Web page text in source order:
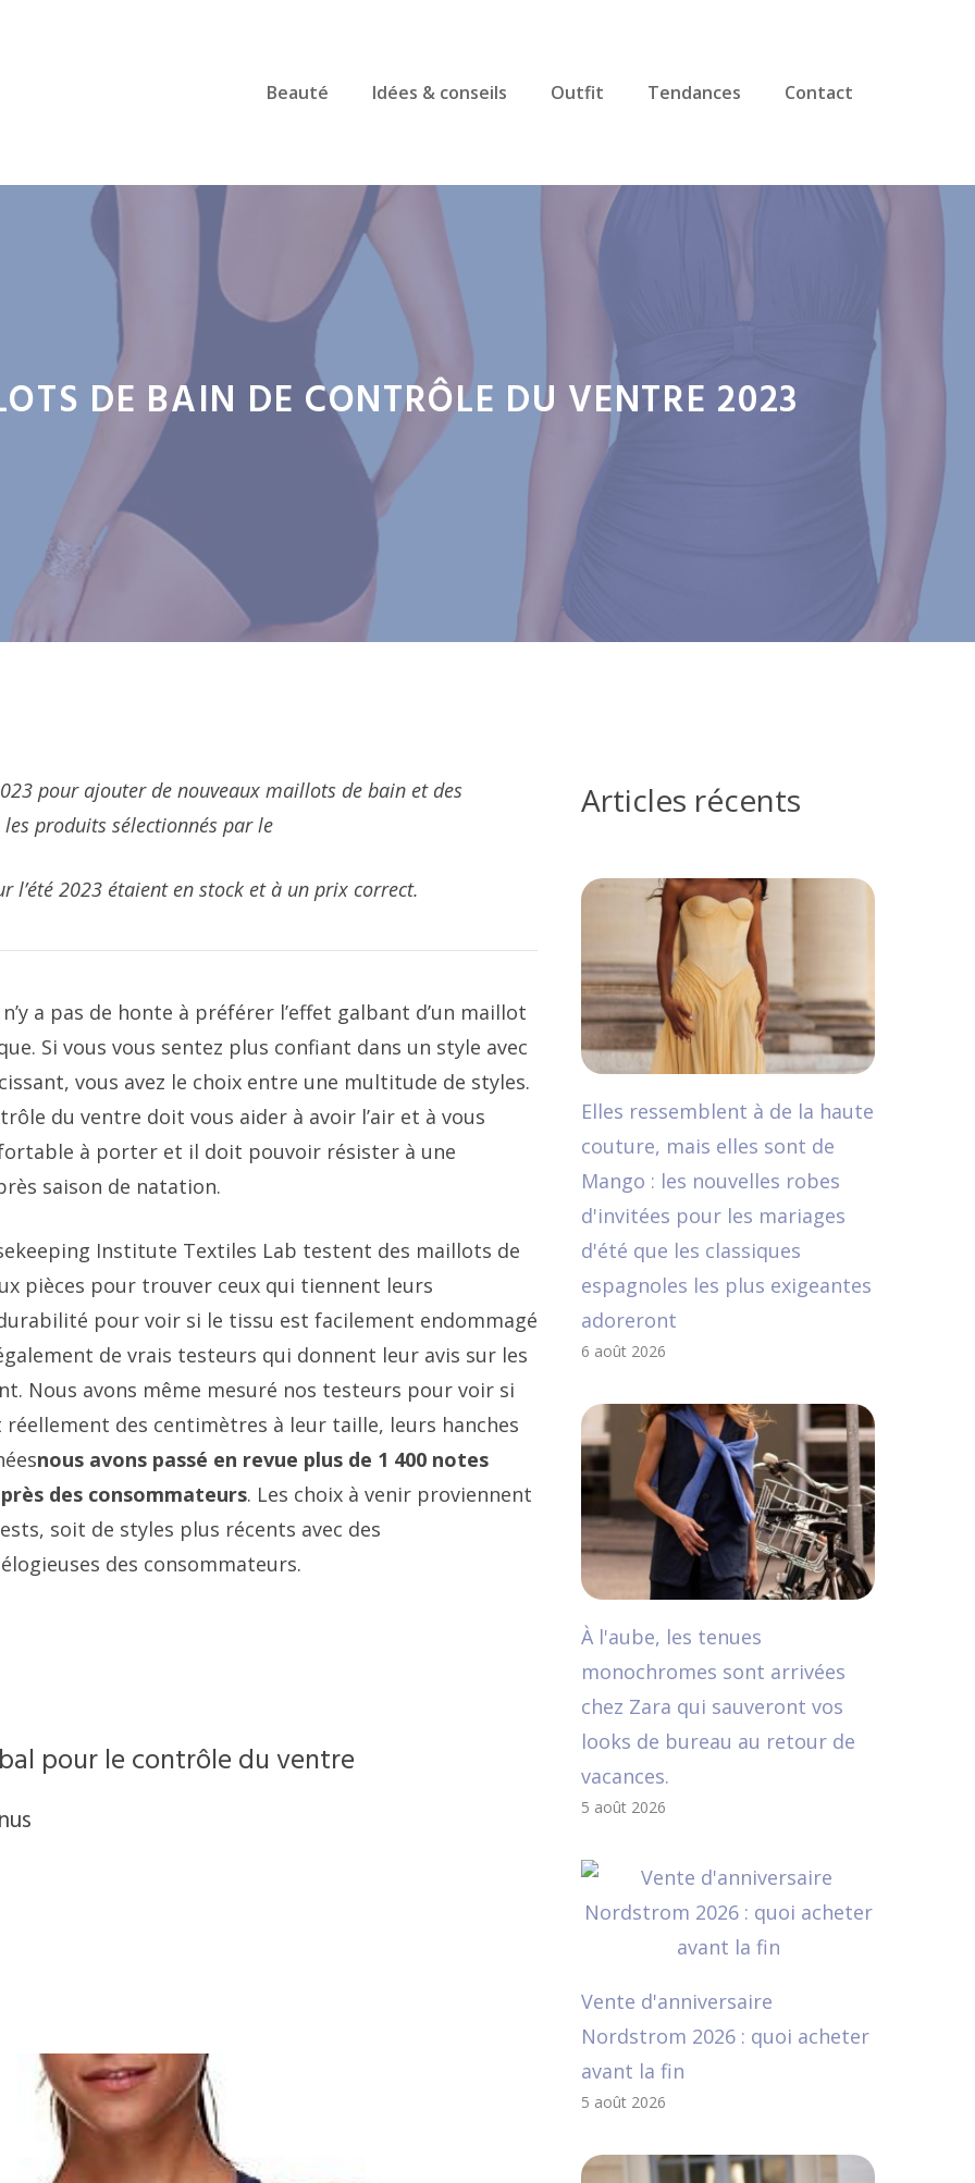
Beauté Idées & conseils Outfit Tendances Contact
DE BAIN DE CONTRÔLE DU VENTRE 2023
pour ajouter de nouveaux maillots de bain et des
produits sélectionnés par le
l’été 2023 étaient en stock et à un prix correct.
a pas de honte à préférer l’effet galbant d’un maillot
Si vous vous sentez plus confiant dans un style avec
vous avez le choix entre une multitude de styles.
du ventre doit vous aider à avoir l’air et à vous
à porter et il doit pouvoir résister à une
saison de natation.
Institute Textiles Lab testent des maillots de
pièces pour trouver ceux qui tiennent leurs
pour voir si le tissu est facilement endommagé
de vrais testeurs qui donnent leur avis sur les
Nous avons même mesuré nos testeurs pour voir si
des centimètres à leur taille, leurs hanches
nous avons passé en revue plus de 1 400 notes
des consommateurs. Les choix à venir proviennent
soit de styles plus récents avec des
des consommateurs.
pour le contrôle du ventre
Articles récents
Elles ressemblent à de la haute
couture, mais elles sont de
Mango : les nouvelles robes
d'invitées pour les mariages
d'été que les classiques
espagnoles les plus exigeantes
adoreront
6 août 2026
À l'aube, les tenues
monochromes sont arrivées
chez Zara qui sauveront vos
looks de bureau au retour de
vacances.
5 août 2026
Vente d'anniversaire
Nordstrom 2026 : quoi acheter
avant la fin
5 août 2026